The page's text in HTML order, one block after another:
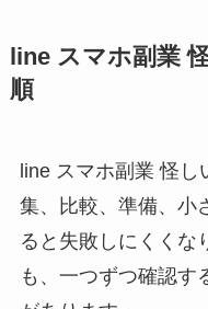
line スマホ副業
順
line スマホ副業 怪し
集、比較、準備、小
ると失敗しにくくな
も、一つずつ確認す